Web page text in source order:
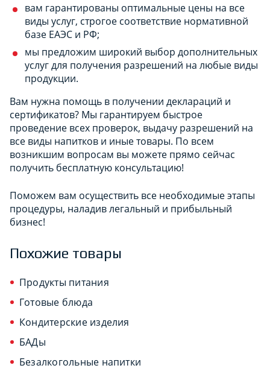
вам гарантированы оптимальные цены на все
виды услуг, строгое соответствие нормативной
базе ЕАЭС и РФ;
мы предложим широкий выбор дополнительных
услуг для получения разрешений на любые виды
продукции.
Вам нужна помощь в получении деклараций и
сертификатов? Мы гарантируем быстрое
проведение всех проверок, выдачу разрешений на
все виды напитков и иные товары. По всем
возникшим вопросам вы можете прямо сейчас
получить бесплатную консультацию!
Поможем вам осуществить все необходимые этапы
процедуры, наладив легальный и прибыльный
бизнес!
Похожие товары
Продукты питания
Готовые блюда
Кондитерские изделия
БАДы
Безалкогольные напитки